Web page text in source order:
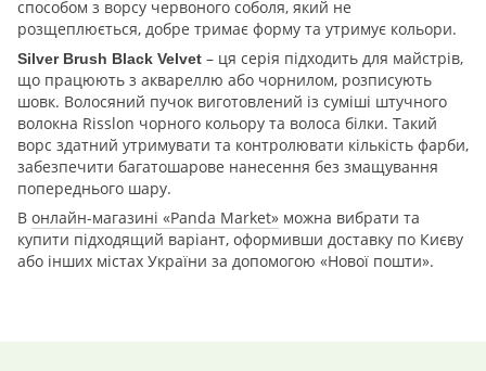
способом з ворсу червоного соболя, який не
розщеплюється, добре тримає форму та утримує кольори.
Silver Brush Black Velvet – ця серія підходить для майстрів,
що працюють з аквареллю або чорнилом, розписують
шовк. Волосяний пучок виготовлений із суміші штучного
волокна Risslon чорного кольору та волоса білки. Такий
ворс здатний утримувати та контролювати кількість фарби,
забезпечити багатошарове нанесення без змащування
попереднього шару.
В онлайн-магазині «Panda Market» можна вибрати та
купити підходящий варіант, оформивши доставку по Києву
або інших містах України за допомогою «Нової пошти».